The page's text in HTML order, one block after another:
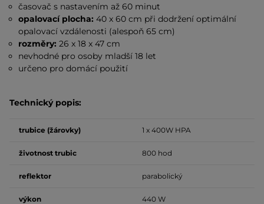
časovač s nastavením až 60 minut
opalovací plocha: 40 x 60 cm při dodržení optimální
opalovací vzdálenosti (alespoň 65 cm)
rozměry: 26 x 18 x 47 cm
nevhodné pro osoby mladší 18 let
určeno pro domácí použití
Technický popis:
trubice (žárovky) 1 x 400W HPA
životnost trubic 800 hod
reflektor parabolický
výkon 440 W